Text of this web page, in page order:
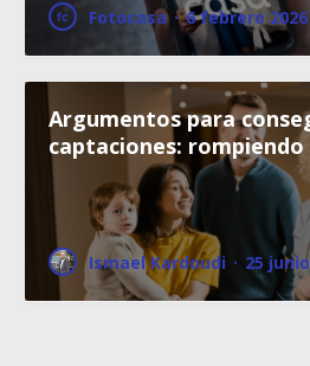
Fotocasa · 6 febrero 2026
Argumentos para
captaciones: rompiendo
Ismael Kardoudi · 25